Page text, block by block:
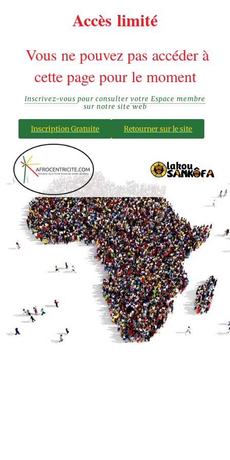
Accès limité
Vous ne pouvez pas accéder à
cette page pour le moment
Inscrivez-vous pour consulter votre Espace membre
sur notre site web
Inscription Gratuite Retourner sur le site